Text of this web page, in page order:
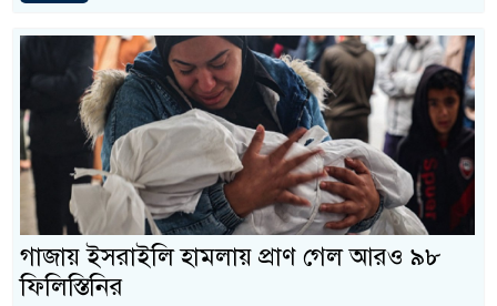
গাজায় ইসরাইলি হামলায় প্রাণ গেল আরও ৯৮
ফিলিস্তিনির